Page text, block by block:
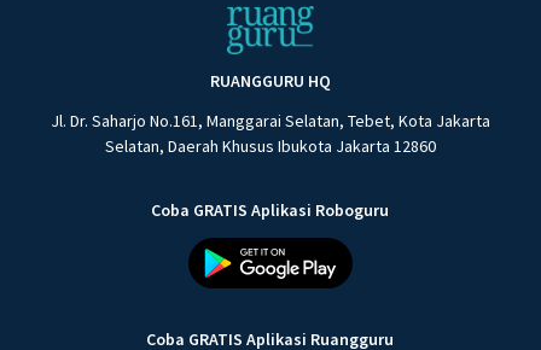
RUANGGURU HQ
Jl. Dr. Saharjo No.161, Manggarai Selatan, Tebet, Kota Jakarta
Selatan, Daerah Khusus Ibukota Jakarta 12860
Coba GRATIS Aplikasi Roboguru
Coba GRATIS Aplikasi Ruangguru